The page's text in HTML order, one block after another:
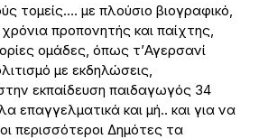
τομείς…. με πλούσιο βιογραφικό,
προπονητής και παίχτης,
ομάδες, όπως τ’Αγερσανί
με εκδηλώσεις,
εκπαίδευση παιδαγωγός 34
επαγγελματικά και μή.. και για να
περισσότεροι Δημότες τα